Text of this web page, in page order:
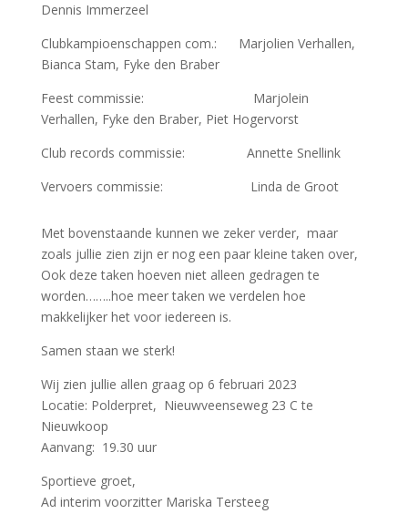
Dennis Immerzeel
Clubkampioenschappen com.: Marjolien Verhallen,
Bianca Stam, Fyke den Braber
Feest commissie: Marjolein
Verhallen, Fyke den Braber, Piet Hogervorst
Club records commissie: Annette Snellink
Vervoers commissie: Linda de Groot
Met bovenstaande kunnen we zeker verder, maar
zoals jullie zien zijn er nog een paar kleine taken over,
Ook deze taken hoeven niet alleen gedragen te
worden……..hoe meer taken we verdelen hoe
makkelijker het voor iedereen is.
Samen staan we sterk!
Wij zien jullie allen graag op 6 februari 2023
Locatie: Polderpret, Nieuwveenseweg 23 C te
Nieuwkoop
Aanvang: 19.30 uur
Sportieve groet,
Ad interim voorzitter Mariska Tersteeg